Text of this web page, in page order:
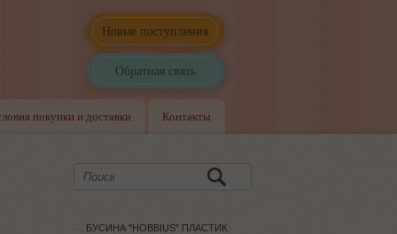
Новые поступления
Обратная связь
покупки и доставки Контакты
БУСИНА "HOBBIUS" ПЛАСТИК